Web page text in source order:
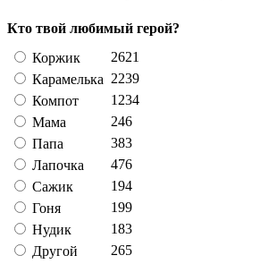
Кто твой любимый герой?
Коржик
2621
Карамелька 2239
Компот
1234
Мама
246
Папа
383
Лапочка
476
Сажик
194
Гоня
199
Нудик
183
Другой
265